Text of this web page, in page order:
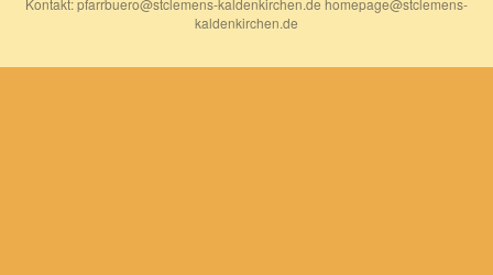
Kontakt: pfarrbuero@stclemens-kaldenkirchen.de homepage@stclemens-
kaldenkirchen.de